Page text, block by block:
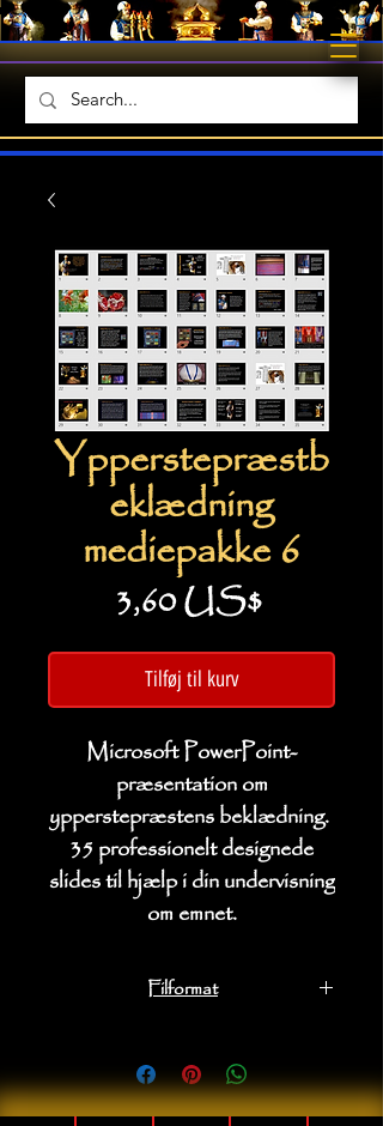
Ypperstepræstb
eklædning
mediepakke 6
3,60 US$Pris
Tilføj til kurv
Microsoft PowerPoint-
præsentation om
ypperstepræstens beklædning.
35 professionelt designede
slides til hjælp i din undervisning
om emnet.
Filformat